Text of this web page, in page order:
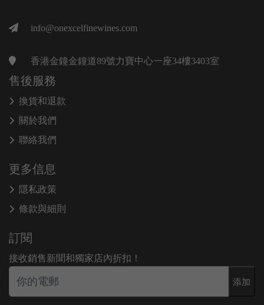
info@onexcelfinewines.com
香港金鐘金鐘道89號力寶中心一座34樓3403室
售後服務
換貨和退款
關於我們
聯絡我們
更多信息
隱私政策
條款與細則
訂閱
接收銷售新聞和獨家店內折扣！
添加